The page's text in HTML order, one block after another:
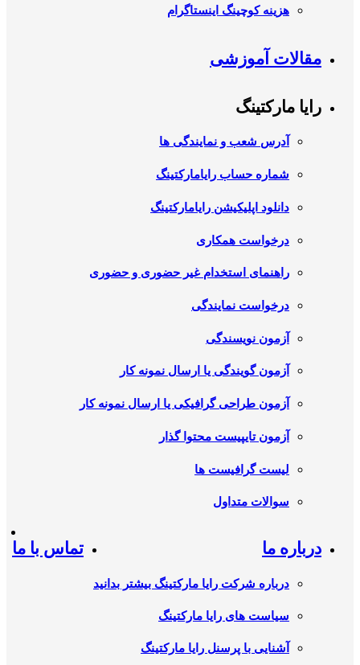
هزینه کوچینگ اینستاگرام
مقالات آموزشی
رایا مارکتینگ
آدرس شعب و نمایندگی ها
شماره حساب رایامارکتینگ
دانلود اپلیکیشن رایامارکتینگ
درخواست همکاری
راهنمای استخدام غیر حضوری و حضوری
درخواست نمایندگی
آزمون نویسندگی
آزمون گویندگی یا ارسال نمونه کار
آزمون طراحی گرافیکی یا ارسال نمونه کار
آزمون تایپیست محتوا گذار
لیست گرافیست ها
سوالات متداول
درباره ما
درباره شرکت رایا مارکتینگ بیشتر بدانید
سیاست های رایا مارکتینگ
آشنایی با پرسنل رایا مارکتینگ
تماس با ما